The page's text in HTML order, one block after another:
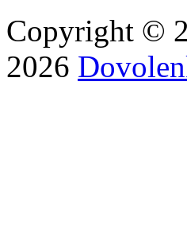
Copyright ©
2026